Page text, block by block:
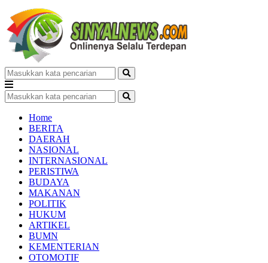
Home
BERITA
DAERAH
NASIONAL
INTERNASIONAL
PERISTIWA
BUDAYA
MAKANAN
POLITIK
HUKUM
ARTIKEL
BUMN
KEMENTERIAN
OTOMOTIF